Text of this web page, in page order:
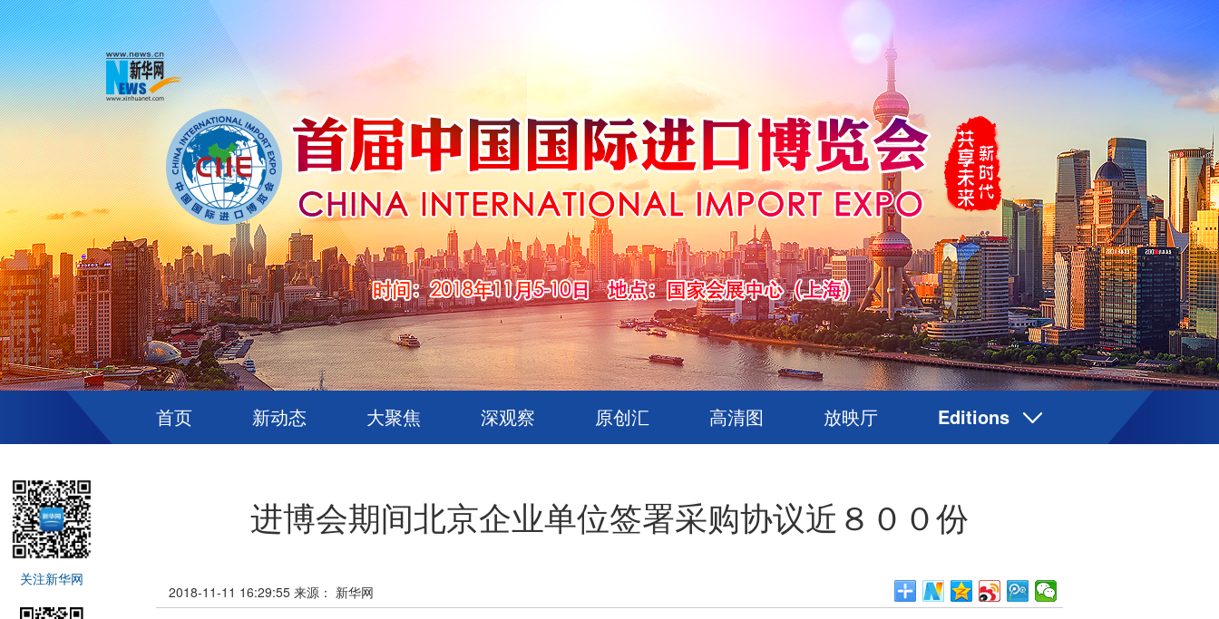
首页 新动态 大聚焦 深观察 原创汇 高清图 放映厅 Editions
Français
Русский
日本語
한국어
进博会期间北京企业单位签署采购协议近８００份
2018-11-11 16:29:55 来源： 新华网
关注新华网